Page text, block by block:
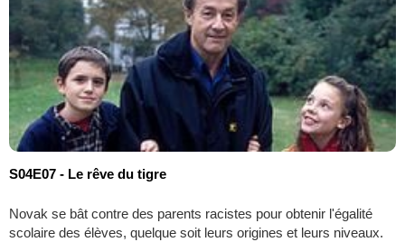
S04E07 - Le rêve du tigre
Novak se bât contre des parents racistes pour obtenir l'égalité
scolaire des élèves, quelque soit leurs origines et leurs niveaux.